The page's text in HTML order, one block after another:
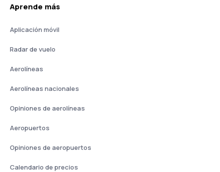
Aprende más
Aplicación móvil
Radar de vuelo
Aerolíneas
Aerolíneas nacionales
Opiniones de aerolíneas
Aeropuertos
Opiniones de aeropuertos
Calendario de precios